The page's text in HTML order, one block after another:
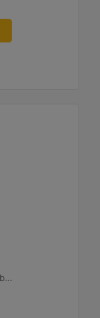
2000-3385 bhp (1492-2525 bkW)